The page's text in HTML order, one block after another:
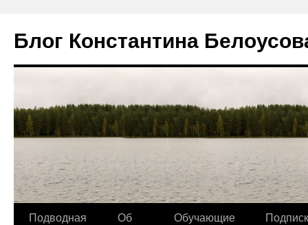
Блог Константина
Подводная
Об
Обучающие